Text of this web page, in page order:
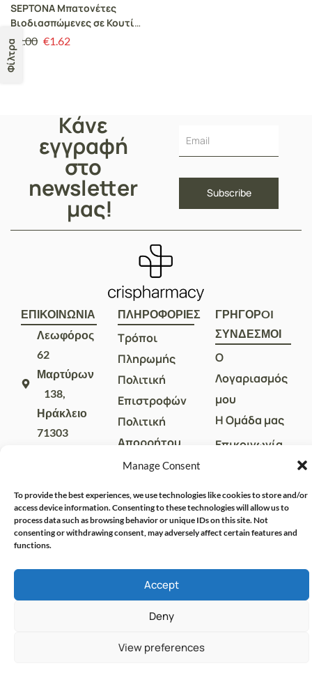
Manage Consent
To provide the best experiences, we use technologies like cookies to store and/or
access device information. Consenting to these technologies will allow us to
process data such as browsing behavior or unique IDs on this site. Not
consenting or withdrawing consent, may adversely affect certain features and
functions.
Accept
Deny
View preferences
Φίλτρα
SEPTONA Μπατονέτες
Βιοδιασπώμενες σε Κουτί
Pop Up 160 τμχ
€ 2.00 €1.62
Κάνε
εγγραφή
στο
newsletter
μας!
ΕΠΙΚΟΙΝΩΝΙΑ
Λεωφόρος
62
Μαρτύρων
138,
Ηράκλειο
71303
313857
ΠΛΗΡΟΦΟΡΙΕΣ
Τρόποι
Πληρωμής
Πολιτική
Επιστροφών
Πολιτική
Απορρήτου
Όροι Χρήσης
ΓΡΗΓΟΡOI
ΣΥΝΔΕΣΜΟΙ
Ο
Λογαριασμός
μου
Η Ομάδα μας
Επικοινωνία
CONSULTING